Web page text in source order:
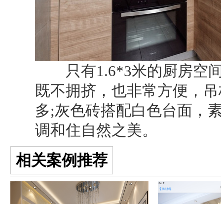
只有1.6*3米的厨房空间
既不拥挤，也非常方便，
多;灰色砖搭配白色台面，
调和住自然之美。
相关案例推荐